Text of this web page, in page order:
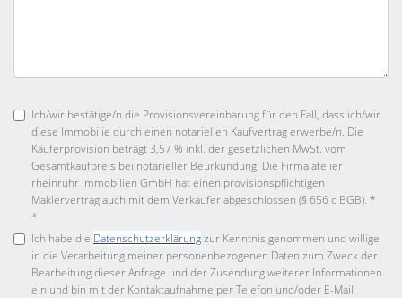
Ich/wir bestätige/n die Provisionsvereinbarung für den Fall, dass ich/wir
diese Immobilie durch einen notariellen Kaufvertrag erwerbe/n. Die
Käuferprovision beträgt 3,57 % inkl. der gesetzlichen MwSt. vom
Gesamtkaufpreis bei notarieller Beurkundung. Die Firma atelier
rheinruhr Immobilien GmbH hat einen provisionspflichtigen
Maklervertrag auch mit dem Verkäufer abgeschlossen (§ 656 c BGB). *
*
Ich habe die Datenschutzerklärungzur Kenntnis genommen und willige
in die Verarbeitung meiner personenbezogenen Daten zum Zweck der
Bearbeitung dieser Anfrage und der Zusendung weiterer Informationen
ein und bin mit der Kontaktaufnahme per Telefon und/oder E-Mail